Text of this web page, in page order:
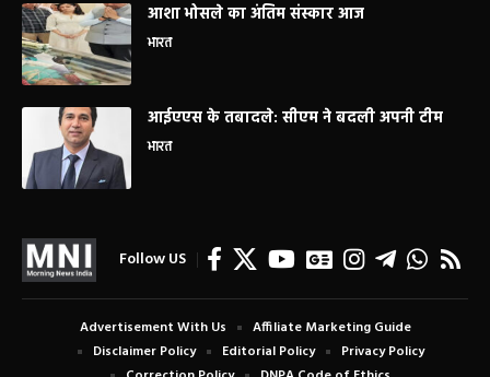
आशा भोसले का अंतिम संस्कार आज
भारत
आईएएस के तबादले: सीएम ने बदली अपनी टीम
भारत
Follow US
Advertisement With Us
Affiliate Marketing Guide
Disclaimer Policy
Editorial Policy
Privacy Policy